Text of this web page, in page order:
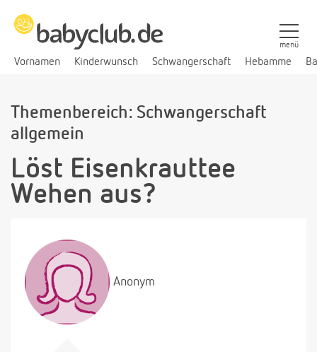
Vornamen Kinderwunsch Schwangerschaft Hebamme
menü
Themenbereich: Schwangerschaft
allgemein
Löst Eisenkrauttee
Wehen aus?
Anonym